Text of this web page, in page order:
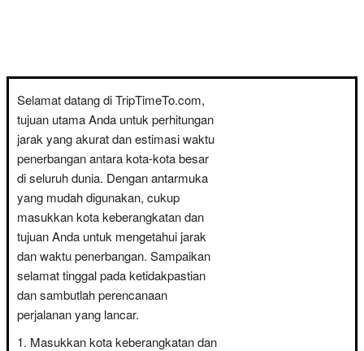
Selamat datang di TripTimeTo.com,
tujuan utama Anda untuk perhitungan
jarak yang akurat dan estimasi waktu
penerbangan antara kota-kota besar
di seluruh dunia. Dengan antarmuka
yang mudah digunakan, cukup
masukkan kota keberangkatan dan
tujuan Anda untuk mengetahui jarak
dan waktu penerbangan. Sampaikan
selamat tinggal pada ketidakpastian
dan sambutlah perencanaan
perjalanan yang lancar.
Masukkan kota keberangkatan dan